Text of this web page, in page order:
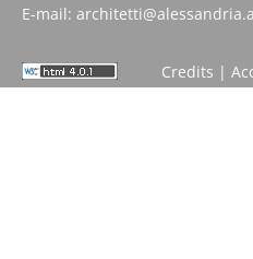
E-mail:
Credits |